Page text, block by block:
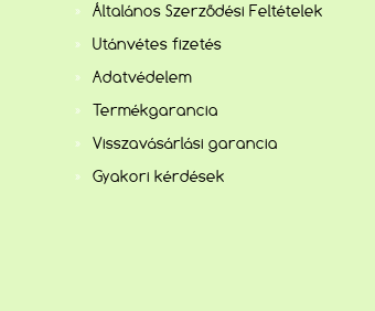
Általános Szerződési Feltételek
Utánvétes fizetés
Adatvédelem
Termékgarancia
Visszavásárlási garancia
Gyakori kérdések